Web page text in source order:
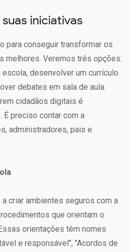
iniciativas
para conseguir transformar os
melhores. Veremos três opções:
desenvolver um currículo
debates em sala de aula.
cidadãos digitais é
preciso contar com a
administradores, pais e
criar ambientes seguros com a
que orientam o
orientações têm nomes
e responsável", "Acordos de